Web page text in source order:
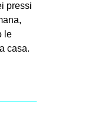
pressi
le
casa.